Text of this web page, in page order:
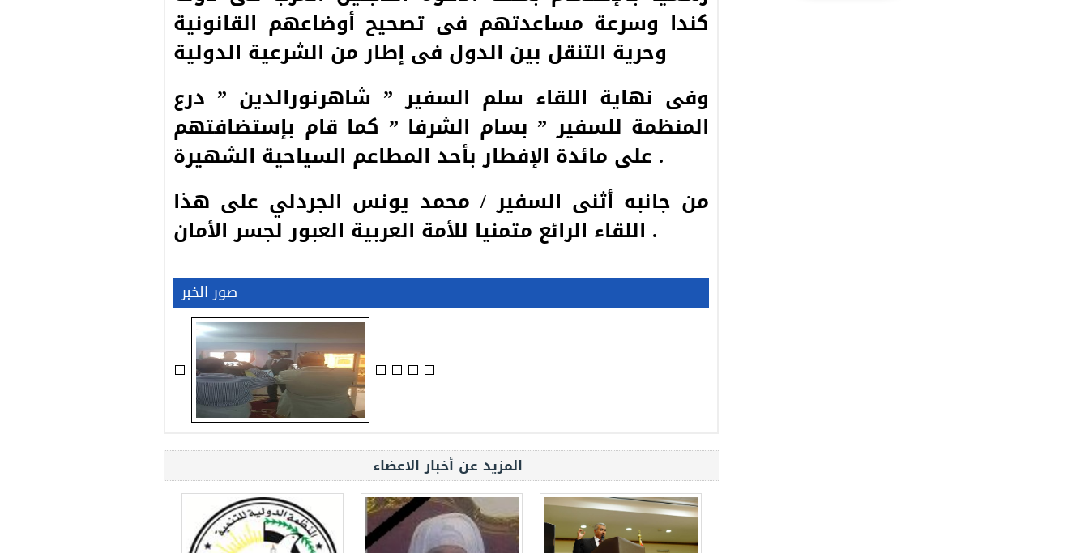
كندا وسرعة مساعدتهم فى تصحيح أوضاعهم القانونية
وحرية التنقل بين الدول فى إطار من الشرعية الدولية
وفى نهاية اللقاء سلم السفير ” شاهرنورالدين ” درع
المنظمة للسفير ” بسام الشرفا ” كما قام بإستضافتهم
على مائدة الإفطار بأحد المطاعم السياحية الشهيرة .
من جانبه أثنى السفير / محمد يونس الجردلي على هذا
اللقاء الرائع متمنيا للأمة العربية العبور لجسر الأمان .
صور الخبر
المزيد عن أخبار الاعضاء